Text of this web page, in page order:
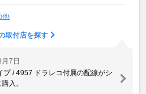
他
取付店を探す
7日
プ / 4957 ドラレコ付属の配線がシ
入。